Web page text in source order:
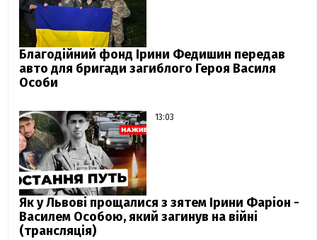
Благодійний фонд Ірини Федишин передав
авто для бригади загиблого Героя Василя
Особи
13:03
Як у Львові прощалися з зятем Ірини Фаріон -
Василем Особою, який загинув на війні
(трансляція)